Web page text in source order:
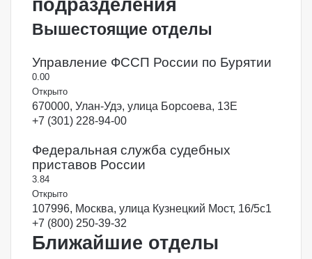
подразделения
Вышестоящие отделы
Управление ФССП России по Бурятии
0.00
Открыто
670000, Улан-Удэ, улица Борсоева, 13Е
+7 (301) 228-94-00
Федеральная служба судебных
приставов России
3.84
Открыто
107996, Москва, улица Кузнецкий Мост, 16/5с1
+7 (800) 250-39-32
Ближайшие отделы